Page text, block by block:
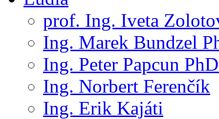
prof. Ing. Iveta
Ing. Marek Bundzel
Ing. Peter Papcun
Ing. Norbert Ferenčík
Ing. Erik Kajáti